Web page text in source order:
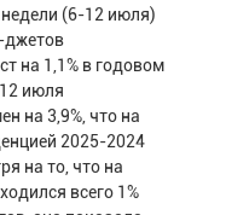
(6-12 июля)
джетов
на 1,1% в годовом
июля
на 3,9%, что на
2025-2024
на то, что на
всего 1%